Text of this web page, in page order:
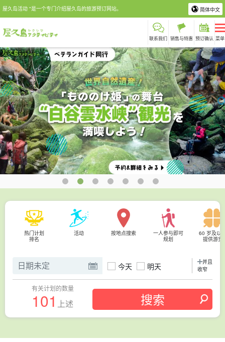
屋久岛活动 "是一个专门介绍屋久岛的旅游预订网站。 简体中文
联系我们 销售与特惠 预订确认 菜单
热门计划
排名
活动 按地点搜索
一人参与即可
规划
60 岁及以
提供游览
今天 明天
并且
收窄
有关计划的数量
101 上述